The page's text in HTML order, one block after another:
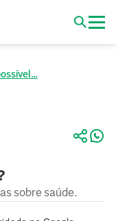
sobre saúde.